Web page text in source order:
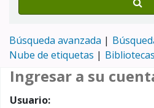
Búsqueda avanzada
Nube de etiquetas
Bibliotecas
Ingresar a su
Usuario: